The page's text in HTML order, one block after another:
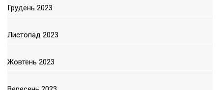
Грудень 2023
Листопад 2023
Жовтень 2023